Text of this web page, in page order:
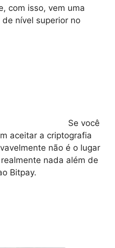
com isso, vem uma
nível superior no
Se você
aceitar a criptografia
não é o lugar
nada além de
Bitpay.